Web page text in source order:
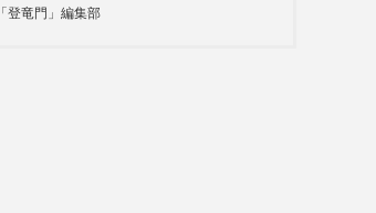
「登竜門」編集部